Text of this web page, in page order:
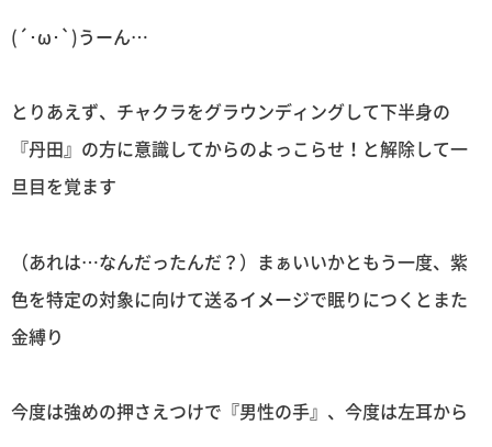
(´･ω･`)うーん…
とりあえず、チャクラをグラウンディングして下半身の
『丹田』の方に意識してからのよっこらせ！と解除して一
旦目を覚ます
（あれは…なんだったんだ？）まぁいいかともう一度、紫
色を特定の対象に向けて送るイメージで眠りにつくとまた
金縛り
今度は強めの押さえつけで『男性の手』、今度は左耳から